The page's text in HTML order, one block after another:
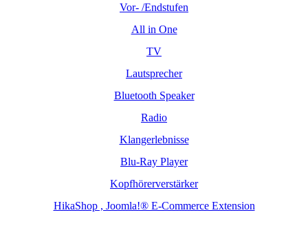
Vor- /Endstufen
All in One
TV
Lautsprecher
Bluetooth Speaker
Radio
Klangerlebnisse
Blu-Ray Player
Kopfhörerverstärker
HikaShop , Joomla!® E-Commerce Extension